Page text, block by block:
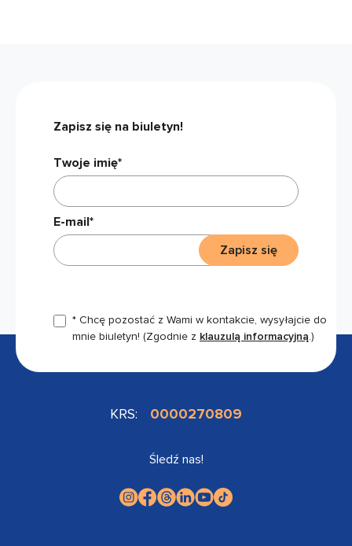
Zapisz się na biuletyn!
Twoje imię*
E-mail*
* Chcę pozostać z Wami w kontakcie, wysyłajcie do
mnie biuletyn! (Zgodnie z klauzulą informacyjną.)
Zapisz się
KRS: 0000270809
Śledź nas!